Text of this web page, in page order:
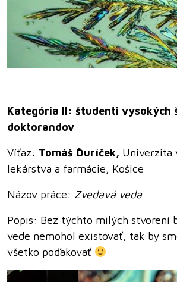
Kategória II: študenti vysokých
doktorandov
Víťaz: Tomáš Ďuríček, Univerzita
lekárstva a farmácie, Košice
Názov práce: Zvedavá veda
Popis: Bez týchto milých stvorení
vede nemohol existovať, tak by
všetko poďakovať